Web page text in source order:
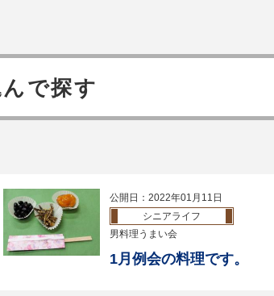
で探す
公開日：2022年01月11日
シニアライフ
男料理うまい会
1月例会の料理です。